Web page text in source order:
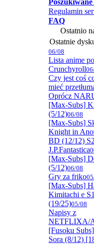
Regulamin
FAQ
Ostatnio
Ostatnie
06/08
Lista anime
Crunchyroll
Czy jest coś
mieć
Oprócz
[Max-Subs]
(5/12)06/08
[Max-Subs]
Knight in
BD (12/12)
J.P.Fantastica
[Max-Subs]
(5/12)06/08
Gry za friko
[Max-Subs]
Kimitachi e
(19/25)05/08
Napisy z
NETFLIXA/
[Fusoku
Sora (8/12)